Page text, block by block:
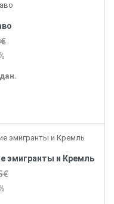
эмигранты и Кремль